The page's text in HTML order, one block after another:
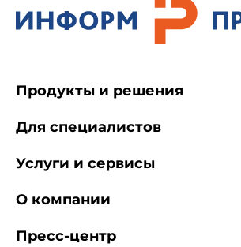
Продукты и решения
Для специалистов
Услуги и сервисы
О компании
Пресс-центр